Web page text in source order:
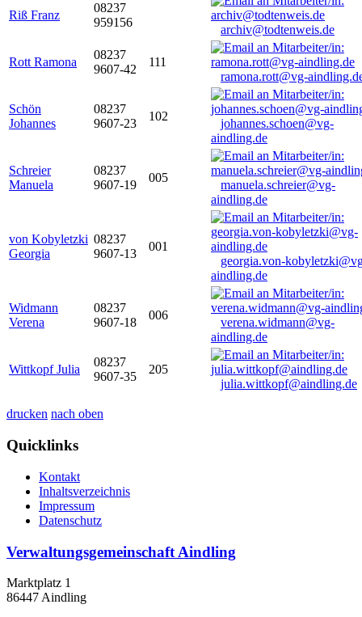
Riß Franz
08237
959156
archiv@todtenweis.de
Rott Ramona
08237
9607-42
111
ramona.rott@vg-
Schön
Johannes
08237
9607-23
102
johannes.schoen@vg-
aindling.de
Schreier
Manuela
08237
9607-19
005
manuela.schreier@vg-
aindling.de
von Kobyletzki
Georgia
08237
9607-13
001
georgia.von-
aindling.de
Widmann
Verena
08237
9607-18
006
verena.widmann@vg-
aindling.de
Wittkopf Julia
08237
9607-35
205
julia.wittkopf@aindling.de
drucken nach oben
Quicklinks
Kontakt
Inhaltsverzeichnis
Impressum
Datenschutz
Verwaltungsgemeinschaft Aindling
Marktplatz 1
86447 Aindling